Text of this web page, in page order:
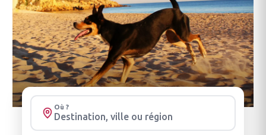
Où ?